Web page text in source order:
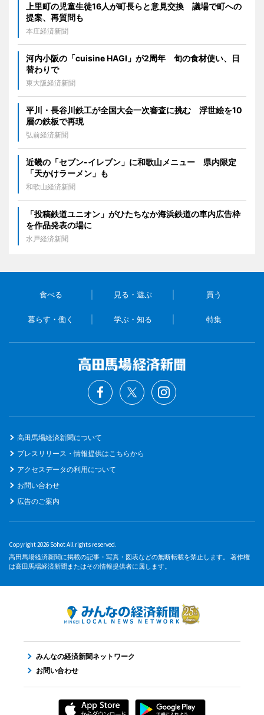
上里町の児童生徒16人が町長らと意見交換 議場で町への
提案、再質問も
本庄経済新聞
河内小阪の「cuisine HAGI」が2周年 旬の食材使い、日
替わりで
東大阪経済新聞
平川・長谷川鉄工が全国大会一次審査に挑む 浮世絵を10
層の鉄板で再現
弘前経済新聞
近畿の「セブン-イレブン」に和歌山メニュー 県内限定
「天かけラーメン」も
和歌山経済新聞
「投稿鉄道ユニオン」がひたちなか海浜鉄道の車内広告枠
を作品発表の場に
水戸経済新聞
食べる 見る・遊ぶ 買う
暮らす・働く 学ぶ・知る 特集
高田馬場経済新聞について
プレスリリース・情報提供はこちらから
アクセスデータの利用について
お問い合わせ
広告のご案内
Copyright 2026 Sohot All rights reserved.
高田馬場経済新聞に掲載の記事・写真・図表などの無断転載を禁止します。 著作権
は高田馬場経済新聞またはその情報提供者に属します。
みんなの経済新聞ネットワーク
お問い合わせ